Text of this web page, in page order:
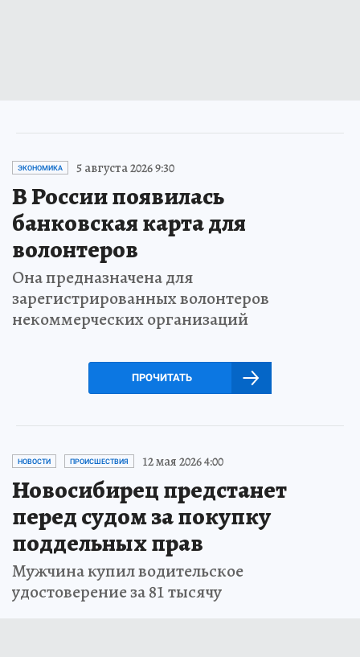
ЭКОНОМИКА 5 августа 2026 9:30
В России появилась
банковская карта для
волонтеров
Она предназначена для
зарегистрированных волонтеров
некоммерческих организаций
ПРОЧИТАТЬ
НОВОСТИ ПРОИСШЕСТВИЯ 12 мая 2026 4:00
Новосибирец предстанет
перед судом за покупку
поддельных прав
Мужчина купил водительское
удостоверение за 81 тысячу